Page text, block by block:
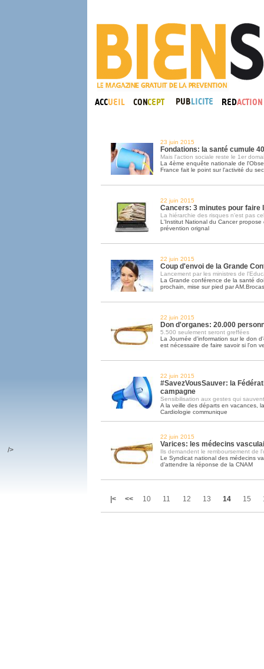
23 juin 2015
Fondations: la santé cumule
Mais l'action sociale reste le 1er
La 4ème enquête nationale de
France fait le point sur l'activité du
22 juin 2015
Cancers: 3 minutes pour faire
La hiérarchie des risques n'est pas
L'Institut National du Cancer propose
prévention orignal
22 juin 2015
Coup d'envoi de la Grande
Lancement par les ministres de
La Grande conférence de la santé
prochain, mise sur pied par
22 juin 2015
Don d'organes: 20.000
5.500 seulement seront greffées
La Journée d'information sur le don
est nécessaire de faire savoir si l'on
22 juin 2015
#SavezVousSauver: la
campagne
Sensibilisation aux gestes qui sauvent
A la veille des départs en vacances,
Cardiologie communique
22 juin 2015
Varices: les médecins
Ils demandent le remboursement de
Le Syndicat national des médecins
d'attendre la réponse de la CNAM
|< << 10 11 12 13 14 15
/>